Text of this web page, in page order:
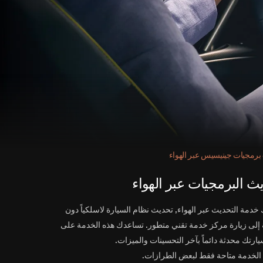
جينيسيس عبر الهواء
البرمجيات عبر الهواء
خدمة التحديث عبر الهواء, تحديث نظام السيارة لاسلكياً دون
إلى زيارة مركز خدمة تقني متطور. تساعدك هذه الخدمة على
محدثة دائماً بآخر التحسينات والميزات.
متاحة فقط لبعض الطرازات.